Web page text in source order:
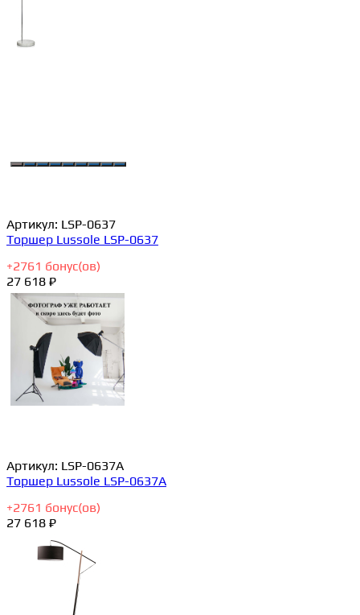
Артикул: LSP-0637
Торшер Lussole LSP-0637
+2761 бонус(ов)
27 618 ₽
Артикул: LSP-0637A
Торшер Lussole LSP-0637A
+2761 бонус(ов)
27 618 ₽